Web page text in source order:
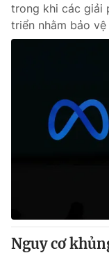
Phó Tổng Biên tập:
Nguyễn Trọng Ninh
Tổng đài VTV:
Liên hệ quảng cáo:
trong khi các giải
triển nhằm bảo
Nguy cơ